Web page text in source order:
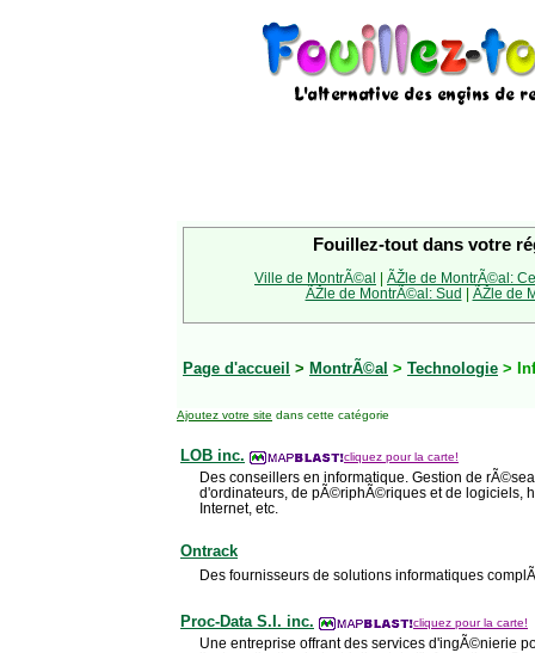
Fouillez-tout dans votre
Ville de MontrÃ©al | ÃŽle de MontrÃ©al:
ÃŽle de MontrÃ©al: Sud | ÃŽle de
Page d'accueil > MontrÃ©al > Technologie >
Ajoutez votre site dans cette catégorie
LOB inc. cliquez pour la carte!
Des conseillers en informatique. Gestion de
d'ordinateurs, de pÃ©riphÃ©riques et de logiciels,
Internet, etc.
Ontrack
Des fournisseurs de solutions informatiques
Proc-Data S.I. inc. cliquez pour la carte!
Une entreprise offrant des services d'ingÃ©nierie